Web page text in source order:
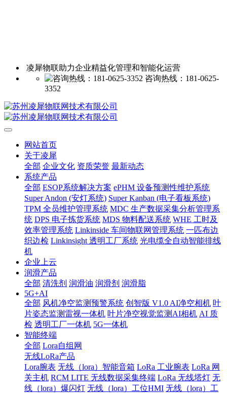
凌犀物联助力企业精益化管理和智能化运营
咨询热线：181-0625-
3352
网站首页
关于凌犀
全部 企业文化 资质荣誉 最新动态
系统产品
全部 ESOP系统解决方案 ePHM 设备预测性维护系统
Super Andon (安灯系统) Super Kanban (电子看板系统)
TPM 全员维护管理系统 MDC 生产数据采集分析管理系
统 DPS 电子拣货系统 MDS 物料配送系统 WHE 工时及
效率管理系统 Linkinside 车间物联网管理系统 一匹布边
织边检 Linkinsight 透明工厂系统 光电缆全自动智能排线
机
企业上云
润滑产品
全部 清洗剂 润滑油 润滑剂 润滑脂
5G+AI
全部 风机净空监测预警系统 创智版 V1.0 AI净空相机 叶
片姿态监测雷视一体机 叶片净空视觉监测AI相机 AI 质
检 透明工厂一体机 5G一体机
智能终端
全部 Lora自组网
无线LoRa产品
Lora腕表 无线（lora）智能音箱 LoRa 工业腕表 LoRa 网
关主机 RCM LITE 无线数据采集终端 LoRa 无线塔灯 无
线（lora）爆闪灯 无线（lora）工位HMI 无线（lora）工